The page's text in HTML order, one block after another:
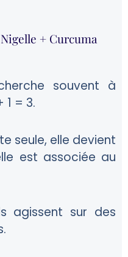
+ Curcuma
souvent à
1 = 3.
seule, elle devient
est associée au
agissent sur des